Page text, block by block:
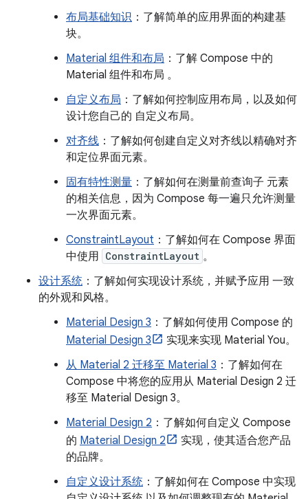
布局基础知识 ：了解简单的应用界面的构建基
块。
Material 组件和布局 ：了解 Compose 中的
Material 组件和布局 。
自定义布局 ：了解如何控制应用布局，以及如何
设计您自己的 自定义布局。
对齐线 ：了解如何创建自定义对齐线以精确对齐
和定位界面元素。
固有特性测量 ：了解如何在测量前查询子 元素
的相关信息，因为 Compose 每一遍只允许测量
一次界面元素。
ConstraintLayout ：了解如何在 Compose 界面
中使用 ConstraintLayout 。
设计系统 ：了解如何实现设计系统，并赋予应用 一致
的外观和风格。
Material Design 3 ：了解如何使用 Compose 的
Material Design 3
实现来实现 Material You。
从 Material 2 迁移至 Material 3 ：了解如何在
Compose 中将您的应用从 Material Design 2 迁
移至 Material Design 3。
Material Design 2 ：了解如何自定义 Compose
的 Material Design 2
实现，使其适合您产品
的品牌。
自定义设计系统 ：了解如何在 Compose 中实现